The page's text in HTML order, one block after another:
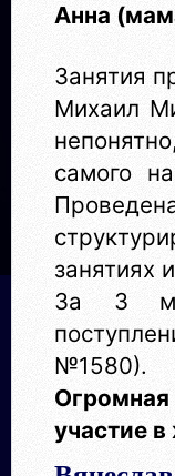
Анна
Занятия
Михаил
самого
занятиях
За 3
№1580).
участие